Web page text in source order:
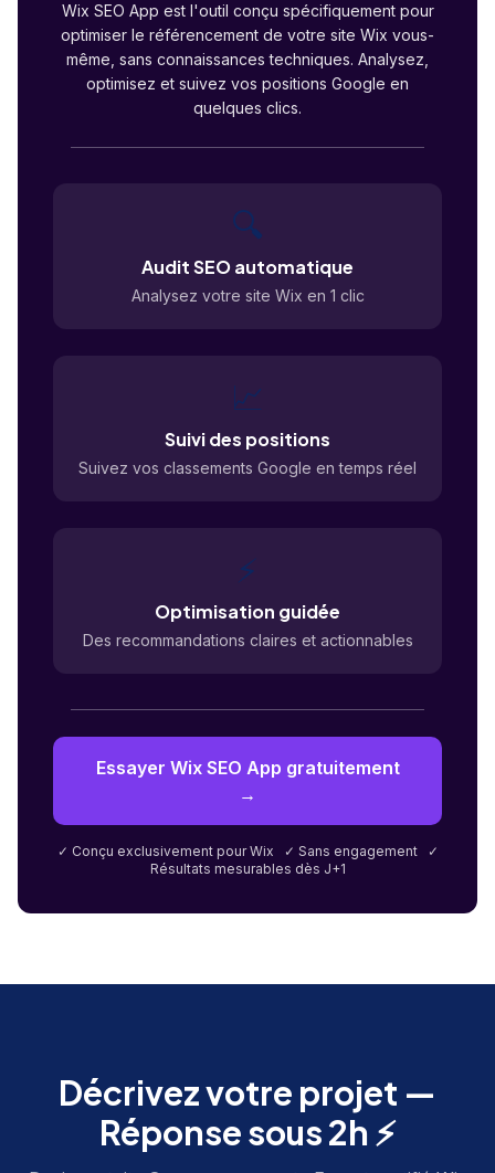
Wix SEO App est l'outil conçu spécifiquement pour
optimiser le référencement de votre site Wix vous-
même, sans connaissances techniques. Analysez,
optimisez et suivez vos positions Google en
quelques clics.
🔍
Audit SEO automatique
Analysez votre site Wix en 1 clic
📈
Suivi des positions
Suivez vos classements Google en temps réel
⚡
Optimisation guidée
Des recommandations claires et actionnables
Essayer Wix SEO App gratuitement
→
✓ Conçu exclusivement pour Wix ✓ Sans engagement ✓
Résultats mesurables dès J+1
Décrivez votre projet —
Réponse sous 2h ⚡